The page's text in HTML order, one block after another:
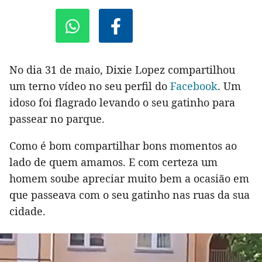
No dia 31 de maio, Dixie Lopez compartilhou
um terno vídeo no seu perfil do Facebook. Um
idoso foi flagrado levando o seu gatinho para
passear no parque.
Como é bom compartilhar bons momentos ao
lado de quem amamos. E com certeza um
homem soube apreciar muito bem a ocasião em
que passeava com o seu gatinho nas ruas da sua
cidade.